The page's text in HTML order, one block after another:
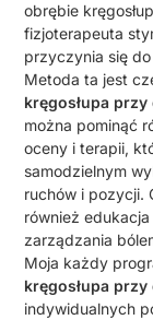
obrębie
fizjoterapeuta
przyczynia się
Metoda ta jest
kręgosłupa
można pominąć
oceny i terapii,
samodzielnym
ruchów i pozycji.
również
zarządzania
Moja każdy
kręgosłupa
indywidualnych